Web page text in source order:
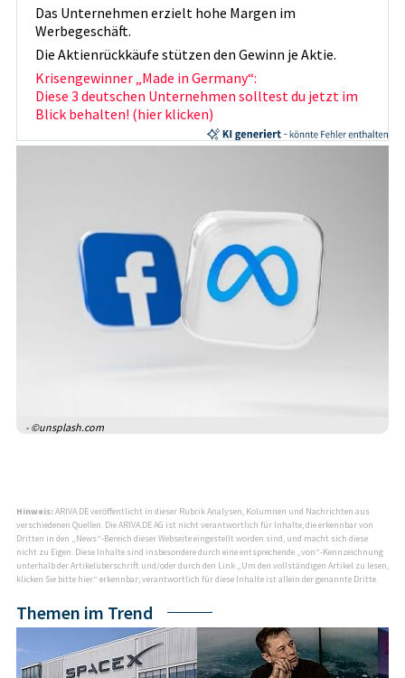
Das Unternehmen erzielt hohe Margen im
Werbegeschäft.
Die Aktienrückkäufe stützen den Gewinn je Aktie.
Krisengewinner „Made in Germany“:
Diese 3 deutschen Unternehmen solltest du jetzt im
Blick behalten! (hier klicken)
- ©unsplash.com
Hinweis:ARIVA.DE veröffentlicht in dieser Rubrik Analysen, Kolumnen und Nachrichten aus
verschiedenen Quellen. Die ARIVA.DE AG ist nicht verantwortlich für Inhalte, die erkennbar von
Dritten in den „News“-Bereich dieser Webseite eingestellt worden sind, und macht sich diese
nicht zu Eigen. Diese Inhalte sind insbesondere durch eine entsprechende „von“-Kennzeichnung
unterhalb der Artikelüberschrift und/oder durch den Link „Um den vollständigen Artikel zu lesen,
klicken Sie bitte hier.“ erkennbar; verantwortlich für diese Inhalte ist allein der genannte Dritte.
Themen im Trend